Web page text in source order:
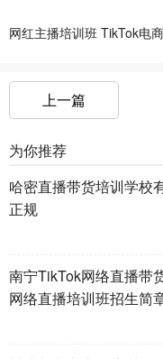
网红主播培训班 TikTok电
上一篇
为你推荐
哈密直播带货培训学校
正规
南宁TikTok网络直播带
网络直播培训班招生简